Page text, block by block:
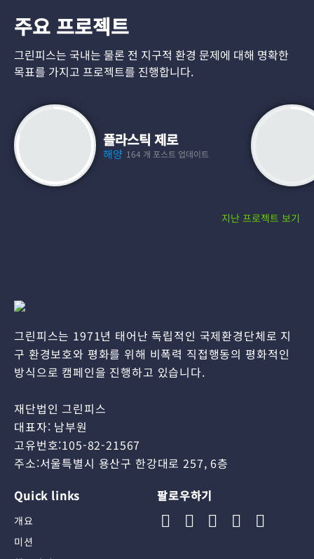
주요 프로젝트
그린피스는 국내는 물론 전 지구적 환경 문제에 대해 명확한
목표를 가지고 프로젝트를 진행합니다.
플라스틱 제로
해양 164 개 포스트 업데이트
지난 프로젝트 보기
그린피스는 1971년 태어난 독립적인 국제환경단체로 지
구 환경보호와 평화를 위해 비폭력 직접행동의 평화적인
방식으로 캠페인을 진행하고 있습니다.
재단법인 그린피스
대표자: 남부원
고유번호:105-82-21567
주소:서울특별시 용산구 한강대로 257, 6층
Quick links
개요
미션
팔로우하기